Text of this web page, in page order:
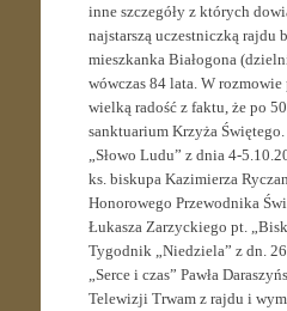
inne szczegóły z których
najstarszą uczestniczką rajdu
mieszkanka Białogona
wówczas 84 lata. W rozmowie
wielką radość z faktu, że po
sanktuarium Krzyża Świętego.
„Słowo Ludu” z dnia 4-
ks. biskupa Kazimierza
Honorowego Przewodnika
Łukasza Zarzyckiego pt.
Tygodnik „Niedziela” z dn.
„Serce i czas” Pawła
Telewizji Trwam z rajdu i